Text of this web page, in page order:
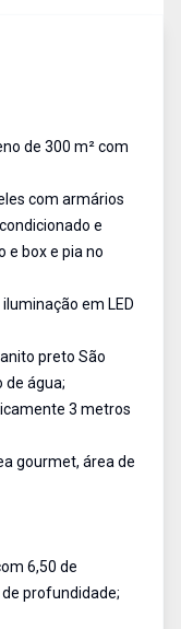
de 300 m² com
com armários
e
e box e pia no
em LED
preto São
de água;
3 metros
gourmet, área de
6,50 de
profundidade;